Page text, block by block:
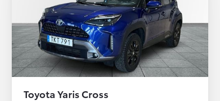
Toyota Yaris Cross